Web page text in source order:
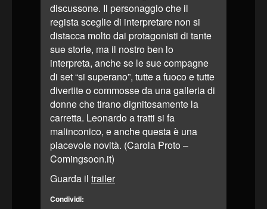
discussone. Il personaggio che il
regista sceglie di interpretare non si
distacca molto dai protagonisti di tante
sue storie, ma il nostro ben lo
interpreta, anche se le sue compagne
di set “si superano”, tutte a fuoco e tutte
divertite o commosse da una galleria di
donne che tirano dignitosamente la
carretta. Leonardo a tratti si fa
malinconico, e anche questa è una
piacevole novità. (Carola Proto –
Comingsoon.it)
Guarda il trailer
Condividi: